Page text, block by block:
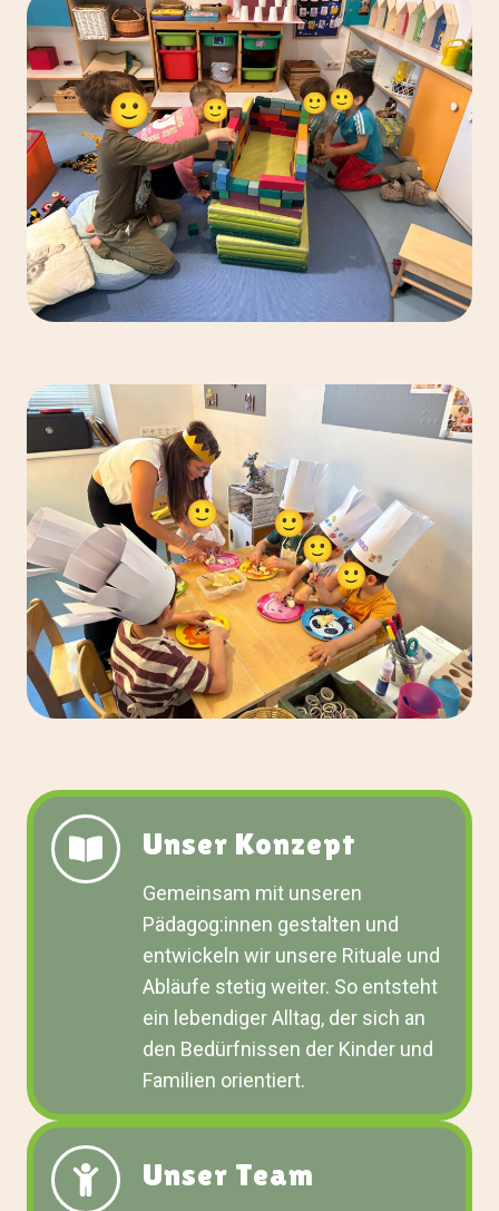
Unser Konzept
Gemeinsam mit unseren
Pädagog:innen gestalten und
entwickeln wir unsere Rituale und
Abläufe stetig weiter. So entsteht
ein lebendiger Alltag, der sich an
den Bedürfnissen der Kinder und
Familien orientiert.
Unser Team